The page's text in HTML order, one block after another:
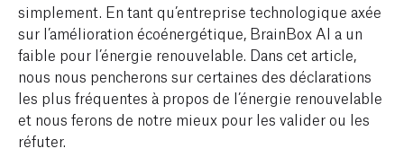
simplement. En tant qu’entreprise technologique axée
sur l’amélioration écoénergétique, BrainBox AI a un
faible pour l’énergie renouvelable. Dans cet article,
nous nous pencherons sur certaines des déclarations
les plus fréquentes à propos de l’énergie renouvelable
et nous ferons de notre mieux pour les valider ou les
réfuter.